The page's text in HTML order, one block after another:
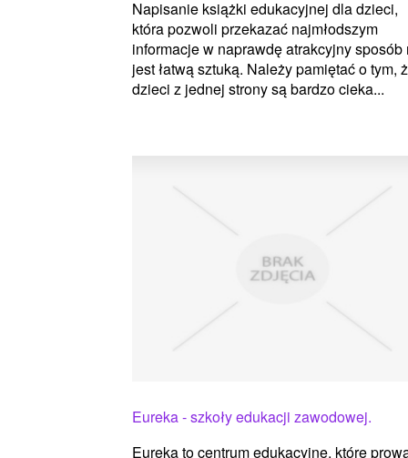
Napisanie książki edukacyjnej dla dzieci,
która pozwoli przekazać najmłodszym
informacje w naprawdę atrakcyjny sposób
jest łatwą sztuką. Należy pamiętać o tym,
dzieci z jednej strony są bardzo cieka...
Eureka - szkoły edukacji zawodowej.
Eureka to centrum edukacyjne, które